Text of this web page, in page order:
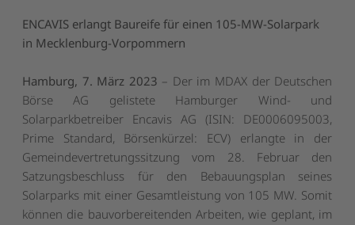
ENCAVIS erlangt Baureife für einen 105-MW-Solarpark
in Mecklenburg-Vorpommern
Hamburg, 7. März 2023 – Der im MDAX der Deutschen
Börse AG gelistete Hamburger Wind- und
Solarparkbetreiber Encavis AG (ISIN: DE0006095003,
Prime Standard, Börsenkürzel: ECV) erlangte in der
Gemeindevertretungssitzung vom 28. Februar den
Satzungsbeschluss für den Bebauungsplan seines
Solarparks mit einer Gesamtleistung von 105 MW. Somit
können die bauvorbereitenden Arbeiten, wie geplant, im